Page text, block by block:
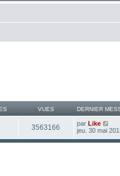
VUES DERNIER
3563166 par Like
jeu. 30 mai